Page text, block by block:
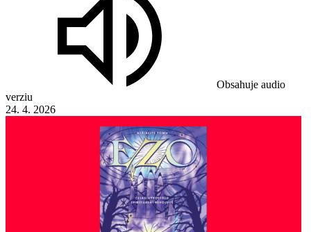
Obsahuje audio
verziu
24. 4. 2026